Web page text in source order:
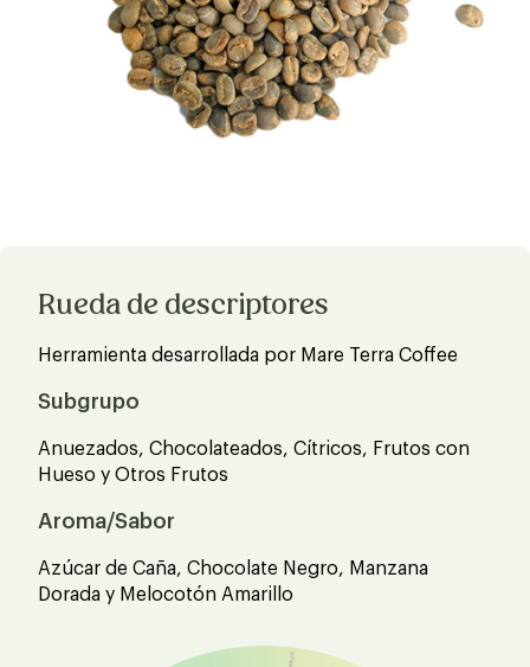
Rueda de descriptores
Herramienta desarrollada por Mare Terra Coffee
Subgrupo
Anuezados, Chocolateados, Cítricos, Frutos con
Hueso y Otros Frutos
Aroma/Sabor
Azúcar de Caña, Chocolate Negro, Manzana
Dorada y Melocotón Amarillo